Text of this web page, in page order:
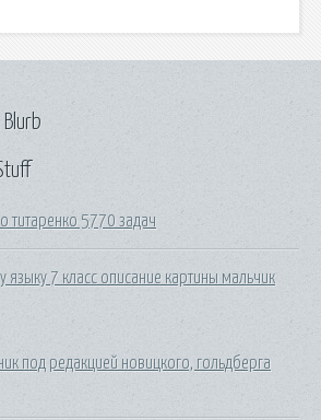
титаренко 5770 задач
языку 7 класс описание картины мальчик
под редакцией новицкого, гольдберга